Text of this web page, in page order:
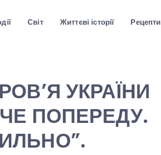
Світ Життєві історії Рецепти
УКРАЇНИ
ПОПЕРЕДУ.